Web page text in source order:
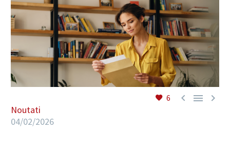
6   
Noutati
04/02/2026